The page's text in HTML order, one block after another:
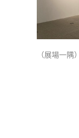
（展場一隅）